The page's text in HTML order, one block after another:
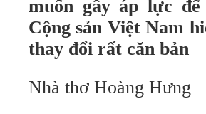
muốn gây áp lực
Cộng sản Việt Nam
thay đổi rất căn bản
Nhà thơ Hoàng Hưng